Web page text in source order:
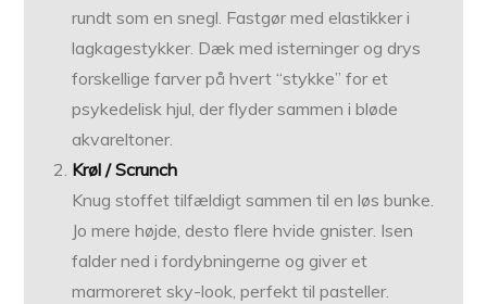
rundt som en snegl. Fastgør med elastikker i
lagkagestykker. Dæk med isterninger og drys
forskellige farver på hvert “stykke” for et
psykedelisk hjul, der flyder sammen i bløde
akvareltoner.
Krøl / Scrunch
Knug stoffet tilfældigt sammen til en løs bunke.
Jo mere højde, desto flere hvide gnister. Isen
falder ned i fordybningerne og giver et
marmoreret sky-look, perfekt til pasteller.